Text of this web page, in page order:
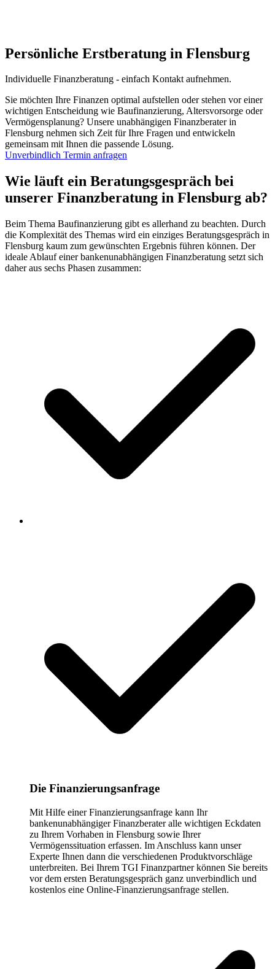
Persönliche Erstberatung in Flensburg
Individuelle Finanzberatung - einfach Kontakt aufnehmen.
Sie möchten Ihre Finanzen optimal aufstellen oder stehen vor einer
wichtigen Entscheidung wie Baufinanzierung, Altersvorsorge oder
Vermögensplanung? Unsere unabhängigen Finanzberater in
Flensburg nehmen sich Zeit für Ihre Fragen und entwickeln
gemeinsam mit Ihnen die passende Lösung.
Unverbindlich Termin anfragen
Wie läuft ein Beratungsgespräch bei
unserer Finanzberatung in Flensburg ab?
Beim Thema Baufinanzierung gibt es allerhand zu beachten. Durch
die Komplexität des Themas wird ein einziges Beratungsgespräch in
Flensburg kaum zum gewünschten Ergebnis führen können. Der
ideale Ablauf einer bankenunabhängigen Finanzberatung setzt sich
daher aus sechs Phasen zusammen:
Die Finanzierungsanfrage
Mit Hilfe einer Finanzierungsanfrage kann Ihr
bankenunabhängiger Finanzberater alle wichtigen Eckdaten
zu Ihrem Vorhaben in Flensburg sowie Ihrer
Vermögenssituation erfassen. Im Anschluss kann unser
Experte Ihnen dann die verschiedenen Produktvorschläge
unterbreiten. Bei Ihrem TGI Finanzpartner können Sie bereits
vor dem ersten Beratungsgespräch ganz unverbindlich und
kostenlos eine Online-Finanzierungsanfrage stellen.